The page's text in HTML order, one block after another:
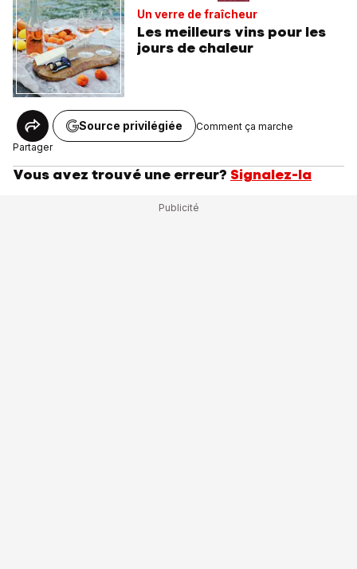
Un verre de fraîcheur
Les meilleurs vins pour les
jours de chaleur
Partager
Source privilégiée Comment ça marche
Vous avez trouvé une erreur? Signalez-la